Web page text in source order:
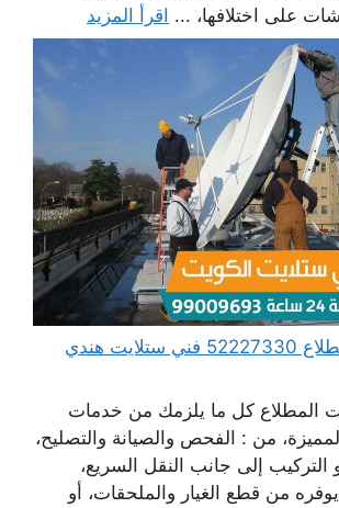
على اختلافها، ... اقرأ المزيد
فني ستلايت المطلاع 52227330 فني ستلايت هندي
المطلاع كل ما يلزمك من خدمات
من : الفحص والصيانة والتصليح،
إلى جانب النقل السريع،
يوفره من قطع الغيار والملحقات، أو